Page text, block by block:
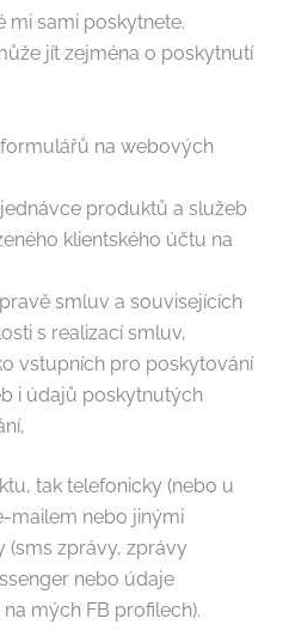
mi sami poskytnete.
jít zejména o poskytnutí
na webových
produktů a služeb
klientského účtu na
smluv a souvisejících
s realizací smluv,
vstupních pro poskytování
i údajů poskytnutých
tak telefonicky (nebo u
mailem nebo jinými
(sms zprávy, zprávy
nebo údaje
mých FB profilech).